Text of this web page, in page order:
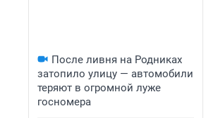
После ливня на Родниках
затопило улицу — автомобили
теряют в огромной луже
госномера